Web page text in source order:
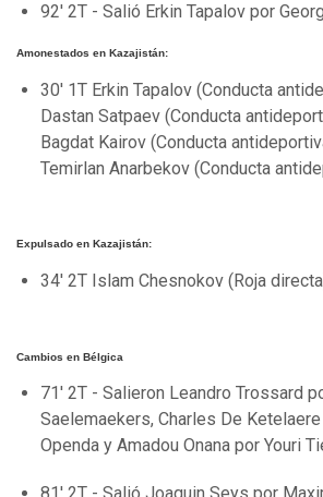
92' 2T - Salió Erkin Tapalov por
Amonestados en Kazajistán:
30' 1T Erkin Tapalov (Conducta
Dastan Satpaev (Conducta
Bagdat Kairov (Conducta
Temirlan Anarbekov (Conducta
Expulsado en Kazajistán:
34' 2T Islam Chesnokov (Roja
Cambios en Bélgica
71' 2T - Salieron Leandro Trossard
Saelemaekers, Charles De
Openda y Amadou Onana por Youri